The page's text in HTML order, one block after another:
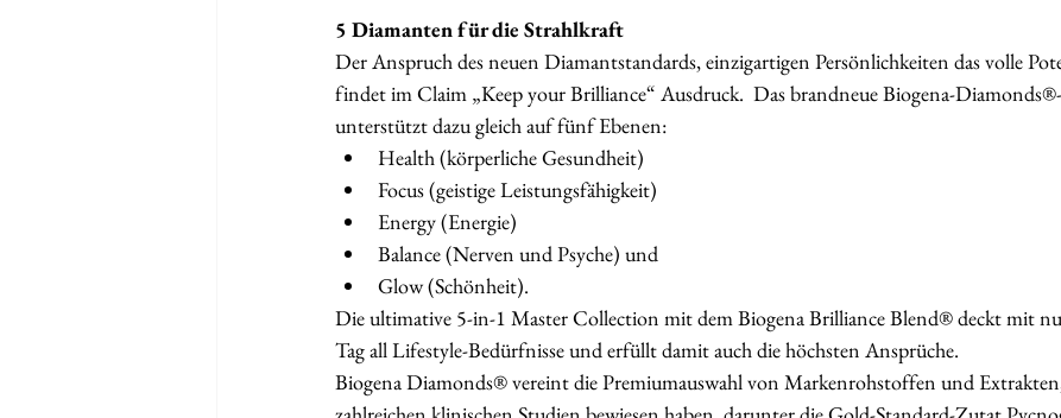
5 Diamanten für die Strahlkraft
Der Anspruch des neuen Diamantstandards, einzigartigen Persönlichkeiten das volle
findet im Claim „Keep your Brilliance“ Ausdruck.  Das brandneue Biogena-
unterstützt dazu gleich auf fünf Ebenen:
Health (körperliche Gesundheit)
Focus (geistige Leistungsfähigkeit)
Energy (Energie)
Balance (Nerven und Psyche) und
Glow (Schönheit).
Die ultimative 5-in-1 Master Collection mit dem Biogena Brilliance Blend® deckt mit
Tag all Lifestyle-Bedürfnisse und erfüllt damit auch die höchsten Ansprüche.
Biogena Diamonds® vereint die Premiumauswahl von Markenrohstoffen und